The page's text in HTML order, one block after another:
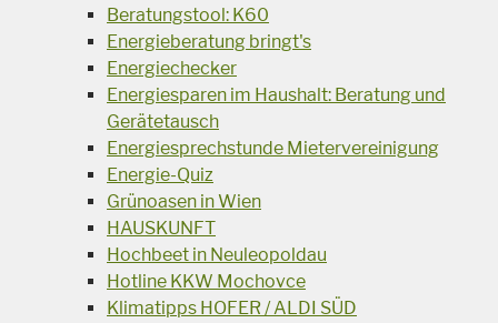
Beratungstool: K60
Energieberatung bringt's
Energiechecker
Energiesparen im Haushalt: Beratung und
Gerätetausch
Energiesprechstunde Mietervereinigung
Energie-Quiz
Grünoasen in Wien
HAUSKUNFT
Hochbeet in Neuleopoldau
Hotline KKW Mochovce
Klimatipps HOFER / ALDI SÜD